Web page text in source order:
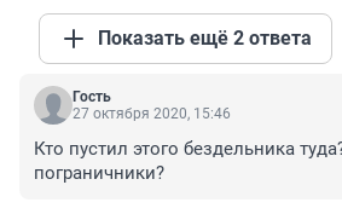
Показать ещё 2 ответа
Гость
27 октября 2020, 15:46
Кто пустил этого бездельника
пограничники?